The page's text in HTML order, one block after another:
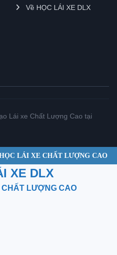
Về HỌC LÁI XE DLX
Lái xe Chất Lượng Cao tại
LÁI XE CHẤT LƯỢNG CAO
XE DLX
LƯỢNG CAO